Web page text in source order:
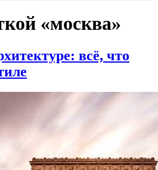
«москва»
всё, что